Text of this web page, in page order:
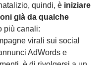
quindi, è iniziare
già da qualche
più canali:
virali sui social
AdWords e